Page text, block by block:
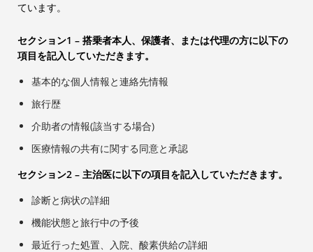
ています。
セクション1 – 搭乗者本人、保護者、または代理の方に以下の
項目を記入していただきます。
基本的な個人情報と連絡先情報
旅行歴
介助者の情報(該当する場合)
医療情報の共有に関する同意と承認
セクション2 – 主治医に以下の項目を記入していただきます。
診断と病状の詳細
機能状態と旅行中の予後
最近行った処置、入院、酸素供給の詳細